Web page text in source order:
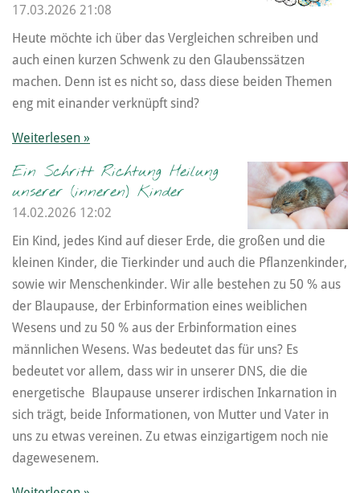
17.03.2026 21:08
Heute möchte ich über das Vergleichen schreiben und
auch einen kurzen Schwenk zu den Glaubenssätzen
machen. Denn ist es nicht so, dass diese beiden Themen
eng mit einander verknüpft sind?
Weiterlesen »
Ein Schritt Richtung Heilung
unserer (inneren) Kinder
14.02.2026 12:02
Ein Kind, jedes Kind auf dieser Erde, die großen und die
kleinen Kinder, die Tierkinder und auch die Pflanzenkinder,
sowie wir Menschenkinder. Wir alle bestehen zu 50 % aus
der Blaupause, der Erbinformation eines weiblichen
Wesens und zu 50 % aus der Erbinformation eines
männlichen Wesens. Was bedeutet das für uns? Es
bedeutet vor allem, dass wir in unserer DNS, die die
energetische Blaupause unserer irdischen Inkarnation in
sich trägt, beide Informationen, von Mutter und Vater in
uns zu etwas vereinen. Zu etwas einzigartigem noch nie
dagewesenem.